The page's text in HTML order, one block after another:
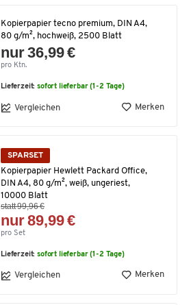
Kopierpapier tecno premium, DIN A4,
80 g/m², hochweiß, 2500 Blatt
nur 36,99 €
pro Ktn.
Lieferzeit:sofort lieferbar (1-2 Tage)
Vergleichen Merken
SPARSET
Kopierpapier Hewlett Packard Office,
DIN A4, 80 g/m², weiß, ungeriest,
10000 Blatt
statt 99,96 €
nur 89,99 €
pro Set
Lieferzeit:sofort lieferbar (1-2 Tage)
Vergleichen Merken